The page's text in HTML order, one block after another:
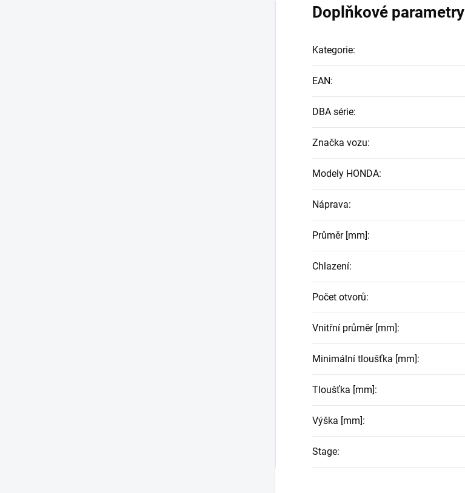
Doplňkové parametry
Kategorie:
EAN:
DBA série:
Značka vozu:
Modely HONDA:
Náprava:
Průměr [mm]:
Chlazení:
Počet otvorů:
Vnitřní průměr [mm]:
Minimální tloušťka [mm]:
Tloušťka [mm]:
Výška [mm]:
Stage: